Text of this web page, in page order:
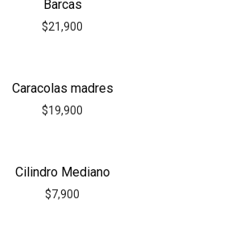
Barcas
$21,900
Caracolas madres
$19,900
Cilindro Mediano
$7,900